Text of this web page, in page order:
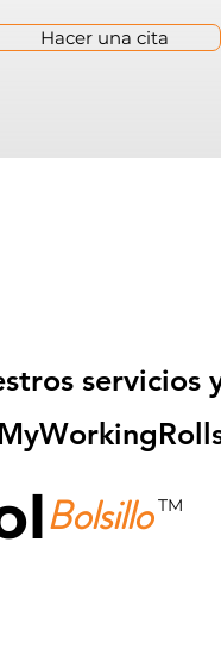
Hacer una cita
servicios
Bolsillo TM